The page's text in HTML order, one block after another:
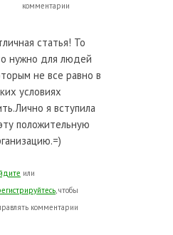
комментарии
статья! То
нужно для людей
не все равно в
условиях
я вступила
положительную
или
, чтобы
комментарии